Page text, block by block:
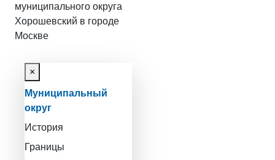
муниципального округа
Хорошевский в городе
Москве
×
Муниципальный
округ
История
Границы